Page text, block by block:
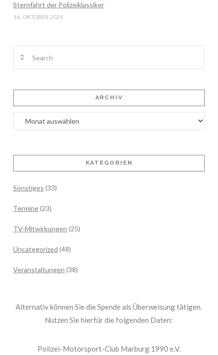
Sternfahrt der Polizeiklassiker
16. OKTOBER 2025
ARCHIV
Archiv
KATEGORIEN
Sonstiges (33)
Termine(23)
TV-Mitwirkungen (25)
Uncategorized (48)
Veranstaltungen (38)
Alternativ können Sie die Spende als Überweisung tätigen.
Nutzen Sie hierfür die folgenden Daten:
Polizei-Motorsport-Club Marburg 1990 e.V.